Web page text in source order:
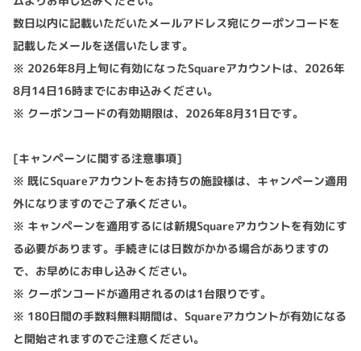
数日以内に記載いただいたメールアドレス宛にクーポンコードを
記載したメールを送信いたします。
※ 2026年8月上旬に有効になったSquareアカウントは、2026年
8月14日16時までにお申込みください。
※ クーポンコードの有効期限は、2026年8月31日です。
[キャンペーンに関する注意事項]
※ 既にSquareアカウントをお持ちの施設様は、キャンペーン適用
外になりますのでご了承ください。
※ キャンペーンを適用するには新規Squareアカウントを有効にす
る必要があります。手続きには日数がかかる場合がありますの
で、お早めにお申し込みください。
※ クーポンコードが適用されるのは1台限りです。
※ 180日間の手数料無料期間は、Squareアカウントが有効になる
と開始されますのでご注意ください。